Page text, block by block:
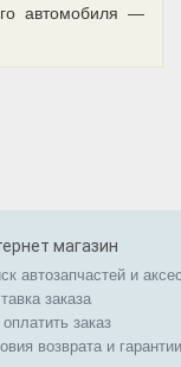
автомобиля —
магазин
автозапчастей и
заказа
оплатить заказ
возврата и гарантии